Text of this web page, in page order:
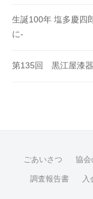
生誕100年 塩多慶四
に-
第135回 黒江屋漆
ごあいさつ 協会
調査報告書 入